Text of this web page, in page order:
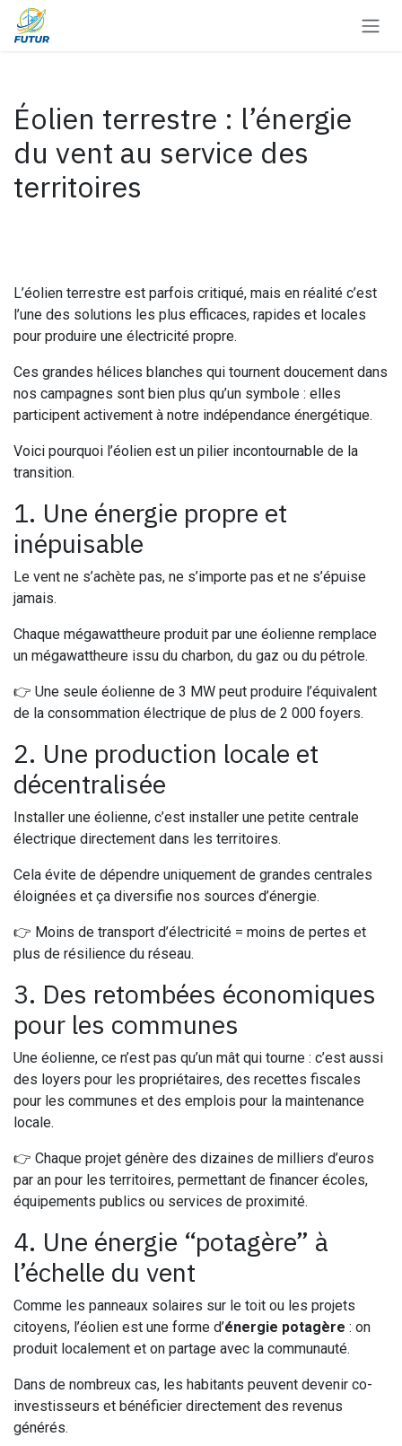
Se rendre au contenu
Éolien terrestre : l’énergie
du vent au service des
territoires
L’éolien terrestre est parfois critiqué, mais en réalité c’est
l’une des solutions les plus efficaces, rapides et locales
pour produire une électricité propre.
Ces grandes hélices blanches qui tournent doucement dans
nos campagnes sont bien plus qu’un symbole : elles
participent activement à notre indépendance énergétique.
Voici pourquoi l’éolien est un pilier incontournable de la
transition.
1. Une énergie propre et
inépuisable
Le vent ne s’achète pas, ne s’importe pas et ne s’épuise
jamais.
Chaque mégawattheure produit par une éolienne remplace
un mégawattheure issu du charbon, du gaz ou du pétrole.
👉 Une seule éolienne de 3 MW peut produire l’équivalent
de la consommation électrique de plus de 2 000 foyers.
2. Une production locale et
décentralisée
Installer une éolienne, c’est installer une petite centrale
électrique directement dans les territoires.
Cela évite de dépendre uniquement de grandes centrales
éloignées et ça diversifie nos sources d’énergie.
👉 Moins de transport d’électricité = moins de pertes et
plus de résilience du réseau.
3. Des retombées économiques
pour les communes
Une éolienne, ce n’est pas qu’un mât qui tourne : c’est aussi
des loyers pour les propriétaires, des recettes fiscales
pour les communes et des emplois pour la maintenance
locale.
👉 Chaque projet génère des dizaines de milliers d’euros
par an pour les territoires, permettant de financer écoles,
équipements publics ou services de proximité.
4. Une énergie “potagère” à
l’échelle du vent
Comme les panneaux solaires sur le toit ou les projets
citoyens, l’éolien est une forme d’énergie potagère : on
produit localement et on partage avec la communauté.
Dans de nombreux cas, les habitants peuvent devenir co-
investisseurs et bénéficier directement des revenus
générés.